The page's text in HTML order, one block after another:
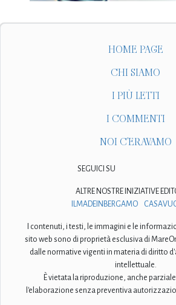
HOME PAGE
CHI SIAMO
I PIÙ LETTI
I COMMENTI
NOI C'ERAVAMO
SEGUICI SU
ALTRE NOSTRE INIZIATIVE
ILMADEINBERGAMO
I contenuti, i testi, le immagini e le
sito web sono di proprietà esclusiva di
dalle normative vigenti in materia di diritto
intellettuale.
È vietata la riproduzione, anche
l'elaborazione senza preventiva